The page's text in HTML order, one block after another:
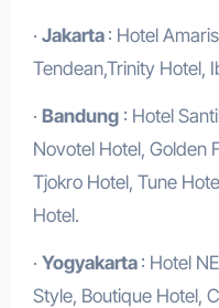
· Jakarta : Hotel
Tendean,Trinity Hotel,
· Bandung: Hotel
Novotel Hotel, Golden
Tjokro Hotel, Tune
Hotel.
· Yogyakarta : Hotel
Style, Boutique Hotel,